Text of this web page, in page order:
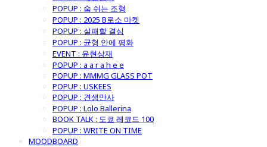
POPUP : 숨 쉬는 조형
POPUP : 2025 B로소 마켓
POPUP : 실패할 결심
POPUP : 균형 안에 평화
EVENT : 윤현상재
POPUP : a a r a h e e
POPUP : MMMG GLASS POT
POPUP : USKEES
POPUP : 견생만사
POPUP : Lolo Ballerina
BOOK TALK : 도쿄 레코드 100
POPUP : WRITE ON TIME
MOODBOARD